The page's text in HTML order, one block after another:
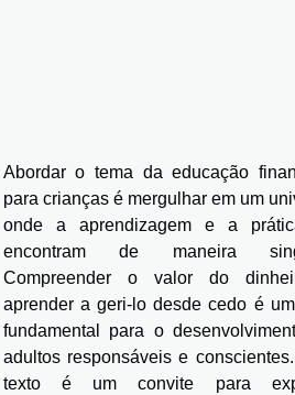
Abordar o tema da educação
para crianças é mergulhar em um
onde a aprendizagem e a
encontram de maneira
Compreender o valor do
aprender a geri-lo desde cedo é
fundamental para o
adultos responsáveis e
texto é um convite para